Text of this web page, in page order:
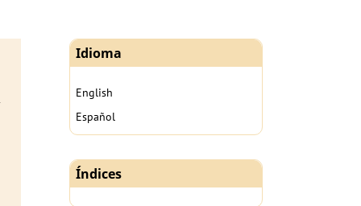
Idioma
English
Español
Índices